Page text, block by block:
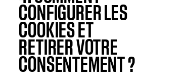
CONFIGURER LES
COOKIES ET
RETIRER VOTRE
CONSENTEMENT ?